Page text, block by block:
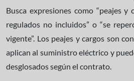
Busca expresiones como “peajes y
regulados no incluidos” o “se
vigente”. Los peajes y cargos son
aplican al suministro eléctrico y
desglosados según el contrato.